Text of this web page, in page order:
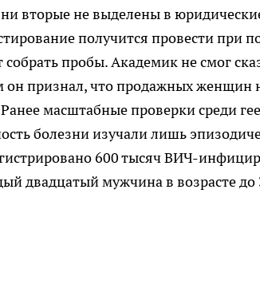
вторые не выделены в
получится провести при
пробы. Академик не смог
он признал, что продажных
масштабные проверки среди
болезни изучали лишь
600 тысяч ВИЧ-
двадцатый мужчина в возрасте до